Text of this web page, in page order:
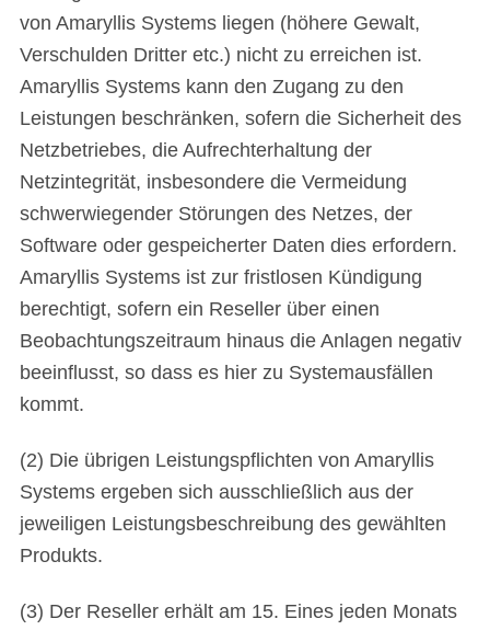
von Amaryllis Systems liegen (höhere Gewalt,
Verschulden Dritter etc.) nicht zu erreichen ist.
Amaryllis Systems kann den Zugang zu den
Leistungen beschränken, sofern die Sicherheit des
Netzbetriebes, die Aufrechterhaltung der
Netzintegrität, insbesondere die Vermeidung
schwerwiegender Störungen des Netzes, der
Software oder gespeicherter Daten dies erfordern.
Amaryllis Systems ist zur fristlosen Kündigung
berechtigt, sofern ein Reseller über einen
Beobachtungszeitraum hinaus die Anlagen negativ
beeinflusst, so dass es hier zu Systemausfällen
kommt.
(2) Die übrigen Leistungspflichten von Amaryllis
Systems ergeben sich ausschließlich aus der
jeweiligen Leistungsbeschreibung des gewählten
Produkts.
(3) Der Reseller erhält am 15. Eines jeden Monats